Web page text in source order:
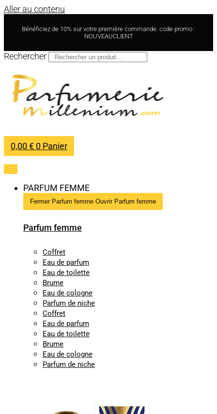
Aller au contenu
Bénéficiez de 10% sur votre première commande. code promo :
NOUVEAUCLIENT
Rechercher
0,00€ 0 Panier
PARFUM FEMME
Fermer Parfum femme Ouvrir Parfum femme
Parfum femme
Coffret
Eau de parfum
Eau de toilette
Brume
Eau de cologne
Parfum de niche
Coffret
Eau de parfum
Eau de toilette
Brume
Eau de cologne
Parfum de niche